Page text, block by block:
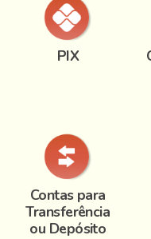
PIX
Contas para
Transferência
ou Depósito